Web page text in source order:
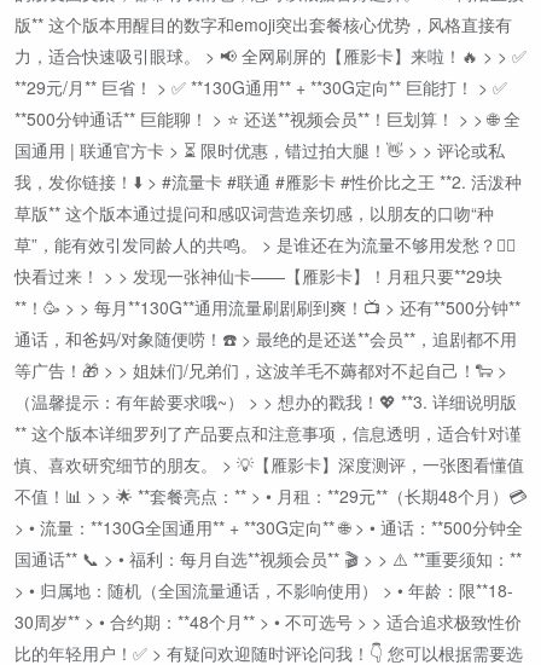
版** 这个版本用醒目的数字和emoji突出套餐核心优势，风格直接有
力，适合快速吸引眼球。 > 📢 全网刷屏的【雁影卡】来啦！🔥 > > ✅
**29元/月** 巨省！ > ✅ **130G通用** + **30G定向** 巨能打！ > ✅
**500分钟通话** 巨能聊！ > ⭐ 还送**视频会员**！巨划算！ > > 🌐 全
国通用 | 联通官方卡 > ⏳ 限时优惠，错过拍大腿！👋 > > 评论或私
我，发你链接！⬇️ > #流量卡 #联通 #雁影卡 #性价比之王 **2. 活泼种
草版** 这个版本通过提问和感叹词营造亲切感，以朋友的口吻“种
草”，能有效引发同龄人的共鸣。 > 是谁还在为流量不够用发愁？🙋‍♀️
快看过来！ > > 发现一张神仙卡——【雁影卡】！月租只要**29块
**！🥳 > > 每月**130G**通用流量刷剧刷到爽！📺 > 还有**500分钟**
通话，和爸妈/对象随便唠！☎️ > 最绝的是还送**会员**，追剧都不用
等广告！🎁 > > 姐妹们/兄弟们，这波羊毛不薅都对不起自己！🐑 >
（温馨提示：有年龄要求哦~） > > 想办的戳我！💖 **3. 详细说明版
** 这个版本详细罗列了产品要点和注意事项，信息透明，适合针对谨
慎、喜欢研究细节的朋友。 > 💡【雁影卡】深度测评，一张图看懂值
不值！📊 > > 🌟 **套餐亮点：** > • 月租：**29元**（长期48个月）💳
> • 流量：**130G全国通用** + **30G定向** 🌐 > • 通话：**500分钟全
国通话** 📞 > • 福利：每月自选**视频会员** 🎬 > > ⚠️ **重要须知：**
> • 归属地：随机（全国流量通话，不影响使用） > • 年龄：限**18-
30周岁** > • 合约期：**48个月** > • 不可选号 > > 适合追求极致性价
比的年轻用户！✅ > 有疑问欢迎随时评论问我！👇 您可以根据需要选